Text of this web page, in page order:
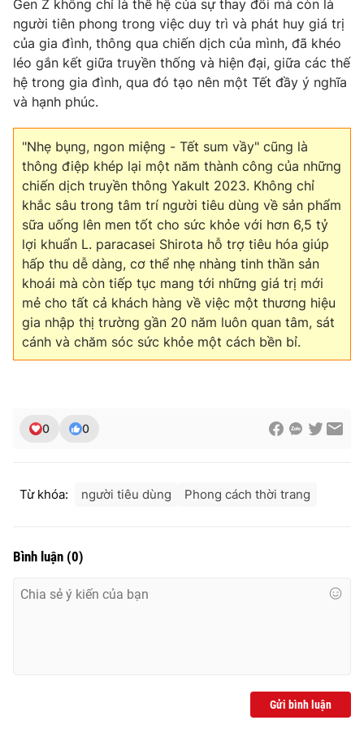
Gen Z không chỉ là thế hệ của sự thay đổi mà còn là
người tiên phong trong việc duy trì và phát huy giá trị
của gia đình, thông qua chiến dịch của mình, đã khéo
léo gắn kết giữa truyền thống và hiện đại, giữa các thế
hệ trong gia đình, qua đó tạo nên một Tết đầy ý nghĩa
và hạnh phúc.
"Nhẹ bụng, ngon miệng - Tết sum vầy" cũng là
thông điệp khép lại một năm thành công của những
chiến dịch truyền thông Yakult 2023. Không chỉ
khắc sâu trong tâm trí người tiêu dùng về sản phẩm
sữa uống lên men tốt cho sức khỏe với hơn 6,5 tỷ
lợi khuẩn L. paracasei Shirota hỗ trợ tiêu hóa giúp
hấp thu dễ dàng, cơ thể nhẹ nhàng tinh thần sản
khoái mà còn tiếp tục mang tới những giá trị mới
mẻ cho tất cả khách hàng về việc một thương hiệu
gia nhập thị trường gần 20 năm luôn quan tâm, sát
cánh và chăm sóc sức khỏe một cách bền bỉ.
0 0
Từ khóa: người tiêu dùng Phong cách thời trang
Bình luận (0)
Gửi bình luận